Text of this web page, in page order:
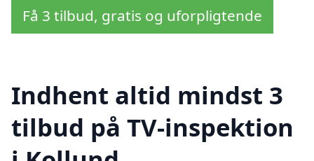
Få 3 tilbud, gratis og uforpligtende
Indhent altid mindst 3
tilbud på TV-inspektion